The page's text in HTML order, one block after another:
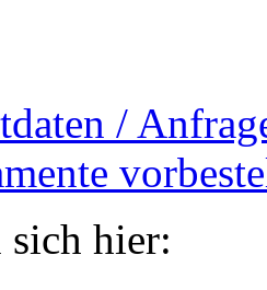
/
sich hier: